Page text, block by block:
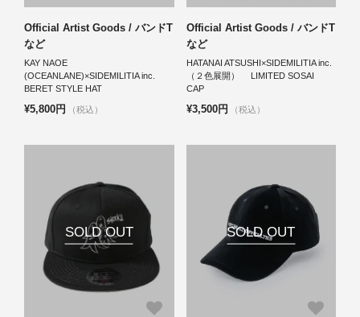
Official Artist Goods / バンドT
など
KAY NAOE
(OCEANLANE)×SIDEMILITIA inc.
BERET STYLE HAT
¥5,800円 （税込）
Official Artist Goods / バンドT
など
HATANAI ATSUSHI×SIDEMILITIA inc.
（２色展開） LIMITED SOSAI
CAP
¥3,500円 （税込）
SOLD OUT SOLD OUT